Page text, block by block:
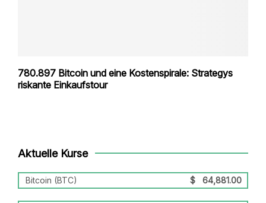
780.897 Bitcoin und eine Kostenspirale: Strategys
riskante Einkaufstour
Aktuelle Kurse
Bitcoin (BTC) $ 64,881.00